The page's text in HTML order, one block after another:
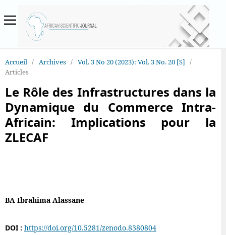
Accueil / Archives / Vol. 3 No 20 (2023): Vol. 3 No. 20 [S] /
Articles
Le Rôle des Infrastructures dans la
Dynamique du Commerce Intra-
Africain: Implications pour la
ZLECAF
BA Ibrahima Alassane
DOI : https://doi.org/10.5281/zenodo.8380804